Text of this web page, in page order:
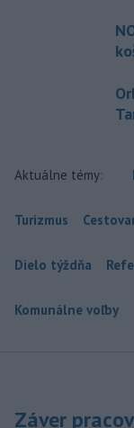
Aktuálne témy:
Turizmus
Dielo týždňa
Komunálne voľby
Záver